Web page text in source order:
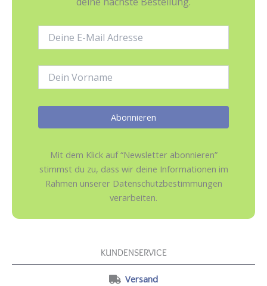
Mail-
Mit dem Klick auf “Newsletter abonnieren”
stimmst du zu, dass wir deine Informationen im
Rahmen unserer Datenschutzbestimmungen
verarbeiten.
KUNDENSERVICE
Versand